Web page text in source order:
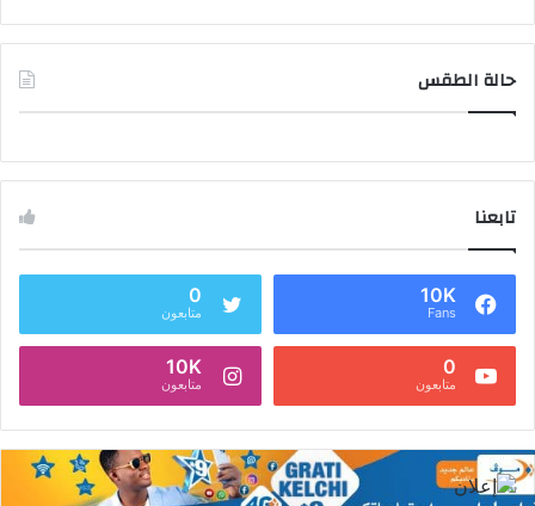
حالة الطقس
تابعنا
10K
Fans
0
متابعون
0
متابعون
10K
متابعون